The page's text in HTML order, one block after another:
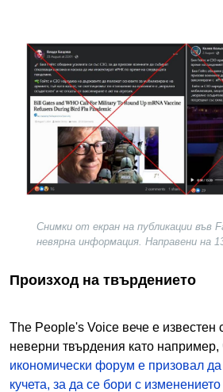
Image
Снимки от екран на публикации във
невярна информация. Направени на
Произход на твърдението
The People's Voice вече е известен
неверни твърдения като например,
икономически форум е призовал да
кучета, за да се бори с